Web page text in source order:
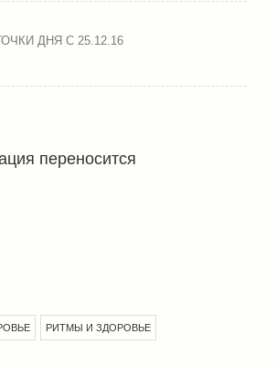
ДНЯ С 25.12.16
переносится
РИТМЫ И ЗДОРОВЬЕ